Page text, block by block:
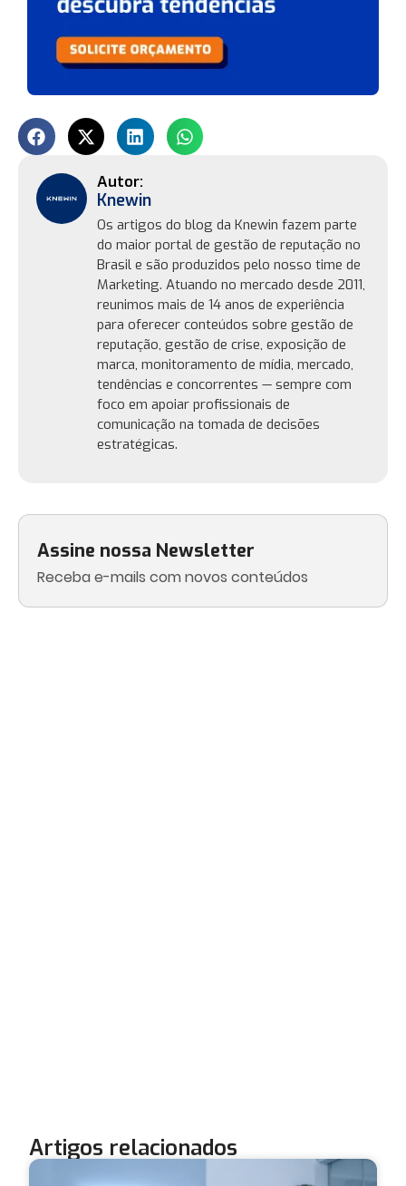
Assine nossa Newsletter
Receba e-mails com novos conteúdos
Knewin
Os artigos do blog da Knewin fazem parte
do maior portal de gestão de reputação no
Brasil e são produzidos pelo nosso time de
Marketing. Atuando no mercado desde 2011,
reunimos mais de 14 anos de experiência
para oferecer conteúdos sobre gestão de
reputação, gestão de crise, exposição de
marca, monitoramento de mídia, mercado,
tendências e concorrentes — sempre com
foco em apoiar profissionais de
comunicação na tomada de decisões
estratégicas.
Artigos relacionados